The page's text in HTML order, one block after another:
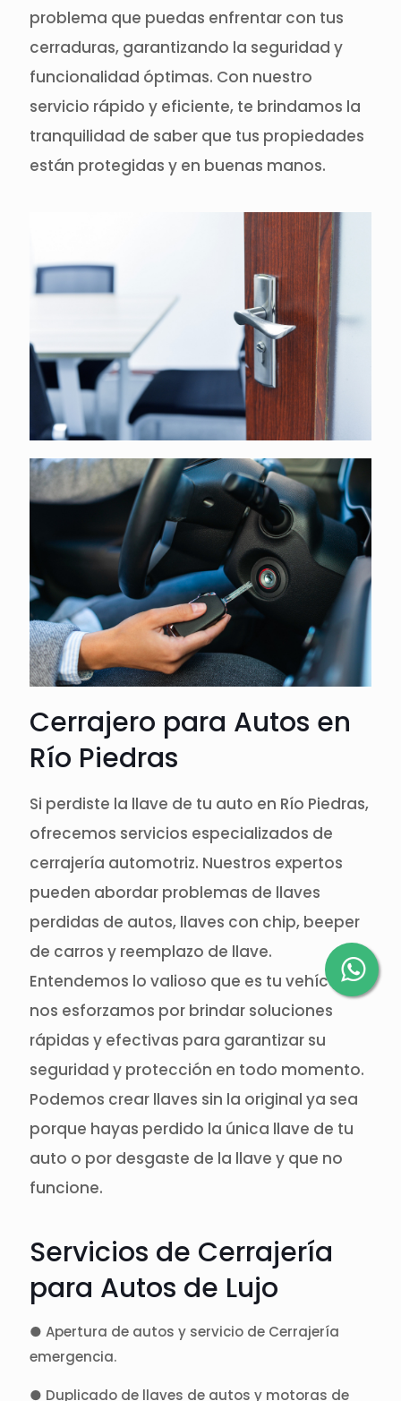
problema que puedas enfrentar con tus
cerraduras, garantizando la seguridad y
funcionalidad óptimas. Con nuestro
servicio rápido y eficiente, te brindamos la
tranquilidad de saber que tus propiedades
están protegidas y en buenas manos.
Cerrajero para Autos en
Río Piedras
Si perdiste la llave de tu auto en Río Piedras,
ofrecemos servicios especializados de
cerrajería automotriz. Nuestros expertos
pueden abordar problemas de llaves
perdidas de autos, llaves con chip, beeper
de carros y reemplazo de llave.
Entendemos lo valioso que es tu vehículo y
nos esforzamos por brindar soluciones
rápidas y efectivas para garantizar su
seguridad y protección en todo momento.
Podemos crear llaves sin la original ya sea
porque hayas perdido la única llave de tu
auto o por desgaste de la llave y que no
funcione.
Servicios de Cerrajería
para Autos de Lujo
● Apertura de autos y servicio de Cerrajería
emergencia.
● Duplicado de llaves de autos y motoras de